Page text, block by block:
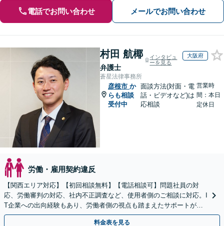
電話でお問い合わせ メールでお問い合わせ
村田 航椰
弁護士
インタビュ
ーを見る
大阪府
蒼星法律事務所
彦根市 か
らも相談
受付中
面談方法(対面・電
話・ビデオなど)は
応相談
営業時
間：本日
定休日
労働・雇用契約違反
【関西エリア対応】【初回相談無料】【電話相談可】問題社員の対
応、労働審判の対応、社内不正調査など、使用者側のご相談に対応。I
T企業への出向経験もあり、労働者側の視点も踏まえたサポートが可
能です。お気軽にご相談ください。【夜間・土日相談可】
料金表を見る